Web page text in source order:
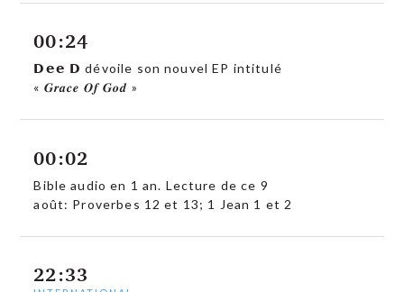
00:24
𝗗𝗲𝗲 𝗗 dévoile son nouvel EP intitulé
« 𝑮𝒓𝒂𝒄𝒆 𝑶𝒇 𝑮𝒐𝒅 »
00:02
Bible audio en 1 an. Lecture de ce 9
août: Proverbes 12 et 13; 1 Jean 1 et 2
22:33